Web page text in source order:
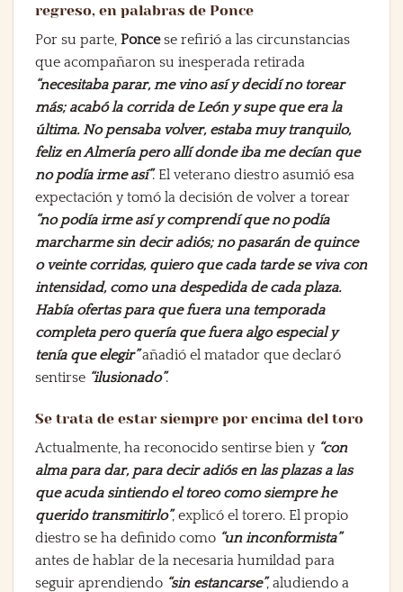
regreso, en palabras de Ponce
Por su parte, Poncese refirió a las circunstancias
que acompañaron su inesperada retirada
“necesitaba parar, me vino así y decidí no torear
más; acabó la corrida de León y supe que era la
última. No pensaba volver, estaba muy tranquilo,
feliz en Almería pero allí donde iba me decían que
no podía irme así”. El veterano diestro asumió esa
expectación y tomó la decisión de volver a torear
“no podía irme así y comprendí que no podía
marcharme sin decir adiós; no pasarán de quince
o veinte corridas, quiero que cada tarde se viva con
intensidad, como una despedida de cada plaza.
Había ofertas para que fuera una temporada
completa pero quería que fuera algo especial y
tenía que elegir”añadió el matador que declaró
sentirse “ilusionado”.
Se trata de estar siempre por encima del toro
Actualmente, ha reconocido sentirse bien y “con
alma para dar, para decir adiós en las plazas a las
que acuda sintiendo el toreo como siempre he
querido transmitirlo”, explicó el torero. El propio
diestro se ha definido como “un inconformista”
antes de hablar de la necesaria humildad para
seguir aprendiendo “sin estancarse”, aludiendo a